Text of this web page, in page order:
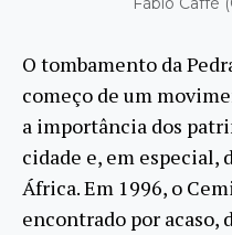
O tombamento da
começo de um
a importância dos
cidade e, em especial,
África. Em 1996, o
encontrado por acaso,